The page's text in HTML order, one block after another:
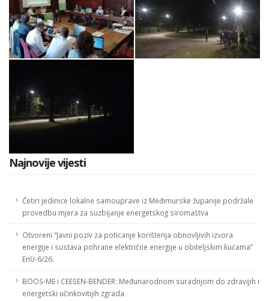
Najnovije vijesti
Četiri jedinice lokalne samouprave iz Međimurske županije podržale
provedbu mjera za suzbijanje energetskog siromaštva
Otvoreni “Javni poziv za poticanje korištenja obnovljivih izvora
energije i sustava pohrane električne energije u obiteljskim kućama”
EnU-6/26.
BOOS-ME i CEESEN-BENDER: Međunarodnom suradnjom do zdravijih i
energetski učinkovitijih zgrada